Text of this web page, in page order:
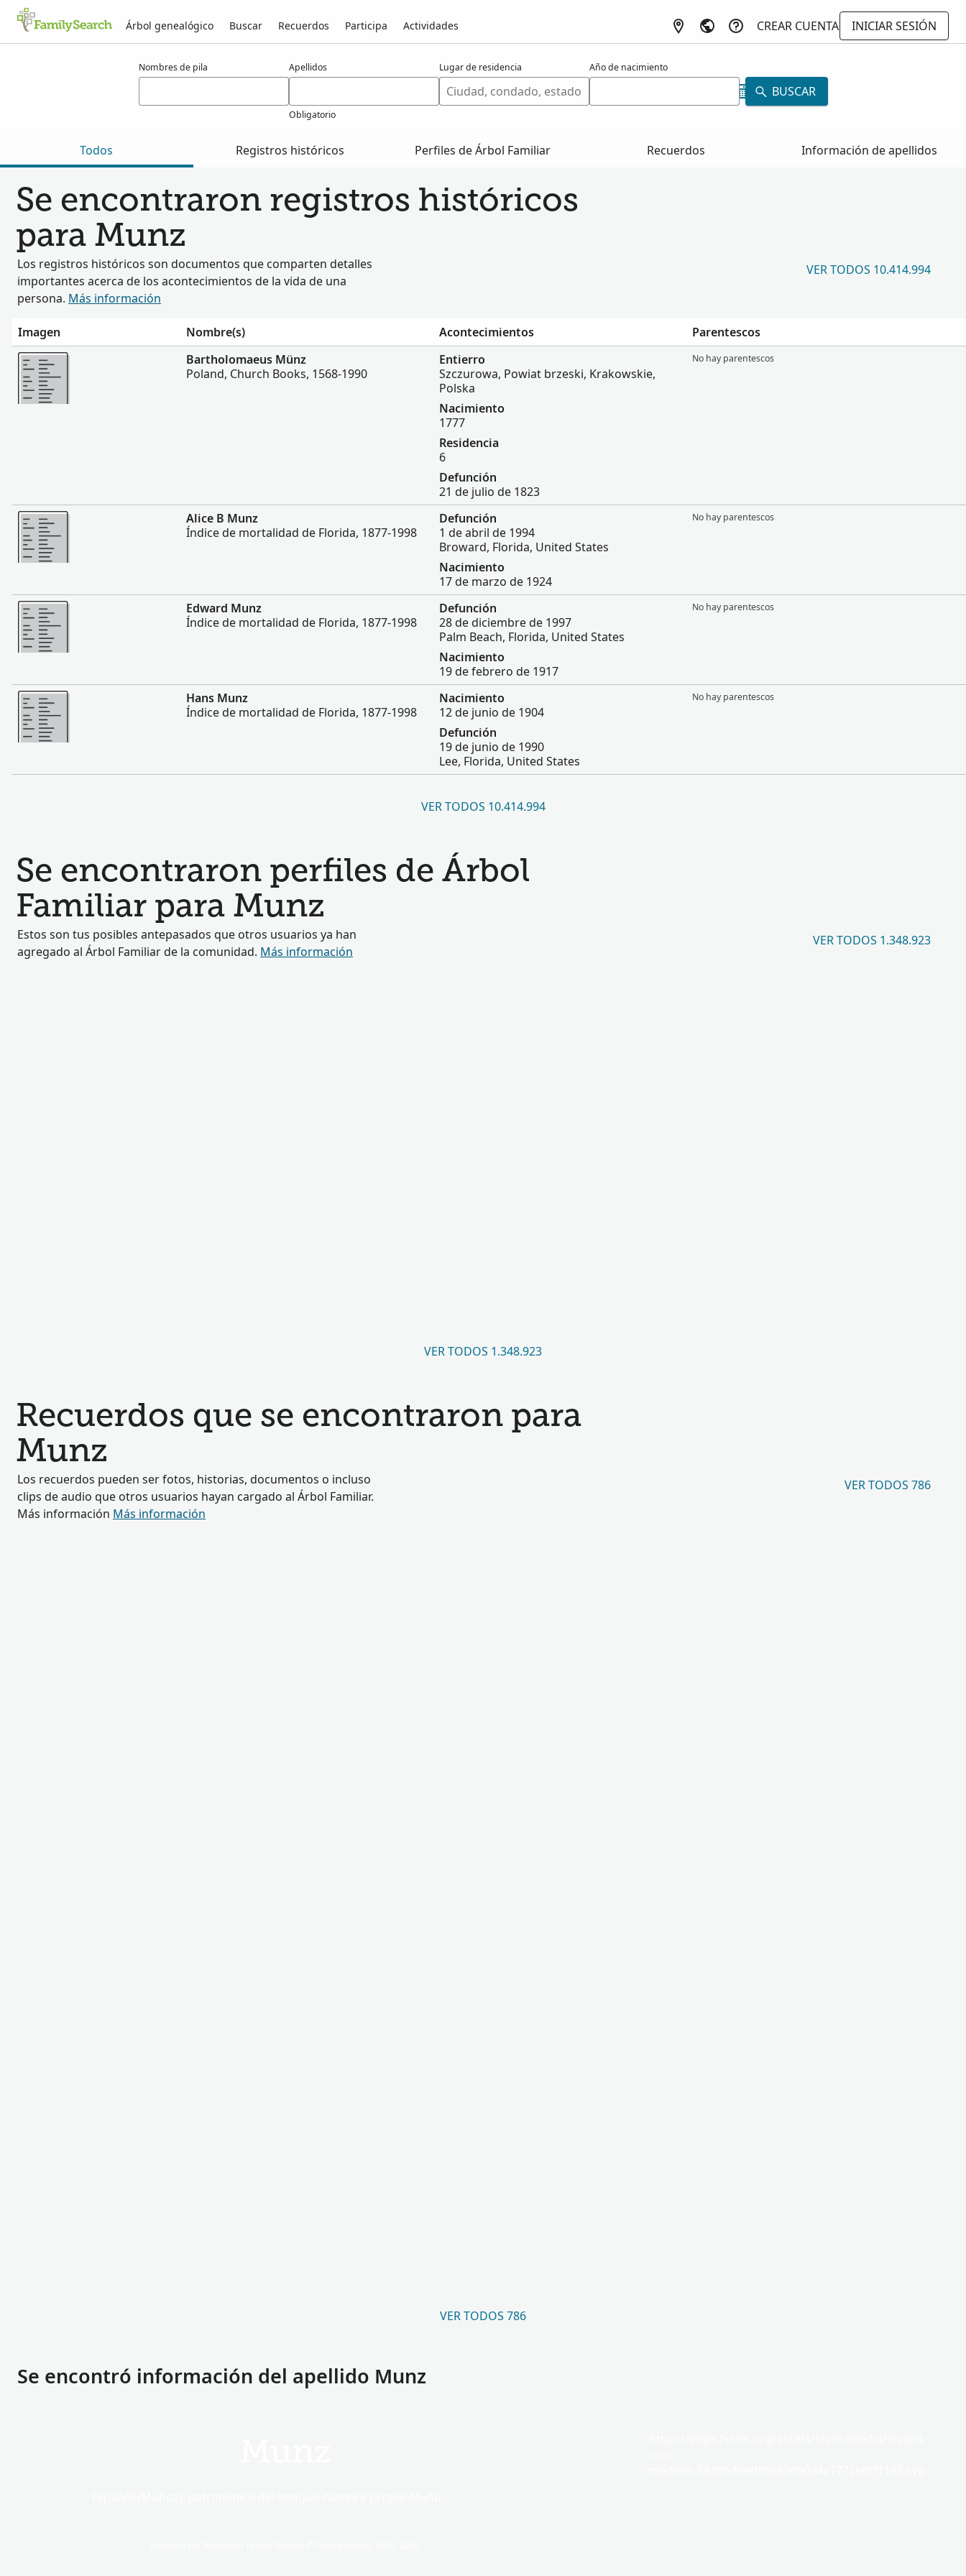
Árbol genealógico Buscar Recuerdos Participa Actividades CREAR CUENTA
INICIAR SESIÓN
Nombres de pila Apellidos
Obligatorio
Lugar de residencia Año de nacimiento
BUSCAR
Todos Registros históricos Perfiles de Árbol Familiar Recuerdos Información de apellidos
Se encontraron registros históricos
para Munz
Los registros históricos son documentos que comparten detalles
importantes acerca de los acontecimientos de la vida de una
persona. Más información
VER TODOS 10.414.994
Imagen Nombre(s) Acontecimientos
Parentescos
Más
Bartholomaeus Münz
Poland, Church Books, 1568-1990
Entierro
Szczurowa, Powiat brzeski, Krakowskie,
Polska
Nacimiento
1777
Residencia
6
Defunción
21 de julio de 1823
No hay parentescos
Más
Alice B Munz
Índice de mortalidad de Florida, 1877-1998
Defunción
1 de abril de 1994
Broward, Florida, United States
Nacimiento
17 de marzo de 1924
No hay parentescos
Más
Edward Munz
Índice de mortalidad de Florida, 1877-1998
Defunción
28 de diciembre de 1997
Palm Beach, Florida, United States
Nacimiento
19 de febrero de 1917
No hay parentescos
Más
Hans Munz
Índice de mortalidad de Florida, 1877-1998
Nacimiento
12 de junio de 1904
Defunción
19 de junio de 1990
Lee, Florida, United States
No hay parentescos
VER TODOS 10.414.994
Se encontraron perfiles de Árbol
Familiar para Munz
Estos son tus posibles antepasados que otros usuarios ya han
agregado al Árbol Familiar de la comunidad. Más información
VER TODOS 1.348.923
VER TODOS 1.348.923
Recuerdos que se encontraron para
Munz
Los recuerdos pueden ser fotos, historias, documentos o incluso
clips de audio que otros usuarios hayan cargado al Árbol Familiar.
Más información Más información
VER TODOS 786
VER TODOS 786
Se encontró información del apellido Munz